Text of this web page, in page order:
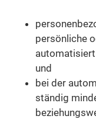
persönliche
und
bei der
ständig